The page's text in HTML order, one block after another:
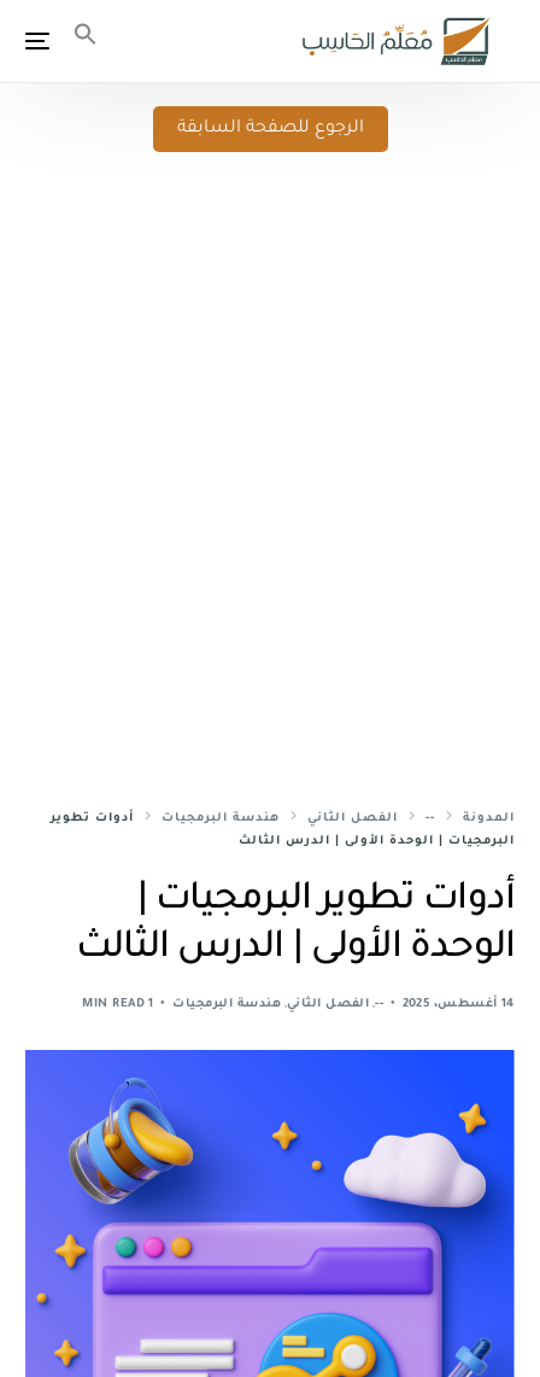
الرجوع للصفحة السابقة
المدونة -- الفصل الثاني هندسة البرمجيات
أدوات تطوير
البرمجيات | الوحدة الأولى | الدرس الثالث
أدوات تطوير البرمجيات |
الوحدة الأولى | الدرس الثالث
14 أغسطس، 2025 --
, الفصل الثاني,هندسة البرمجيات 1 MIN READ